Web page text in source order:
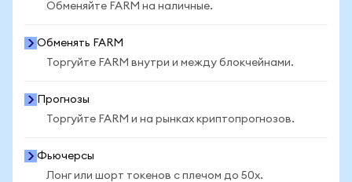
Обменяйте FARM на наличные.
Обменять FARM
Торгуйте FARM внутри и между блокчейнами.
Прогнозы
Торгуйте FARM и на рынках криптопрогнозов.
Фьючерсы
Лонг или шорт токенов с плечом до 50x.